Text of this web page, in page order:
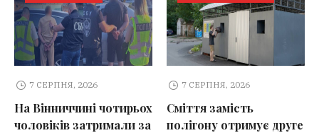
7 СЕРПНЯ, 2026
На Вінниччині чотирьох
чоловіків затримали за
7 СЕРПНЯ, 2026
Сміття замість
полігону отримує друге